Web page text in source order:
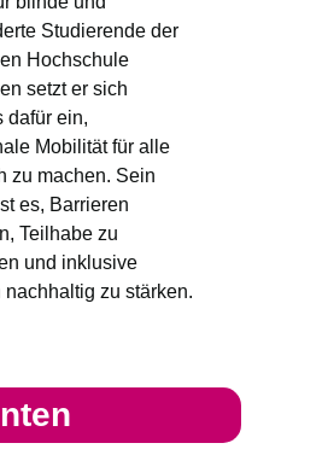
Studierende der
Hochschule
setzt er sich
dafür ein,
Mobilität für alle
zu machen. Sein
es, Barrieren
Teilhabe zu
und inklusive
nachhaltig zu stärken.